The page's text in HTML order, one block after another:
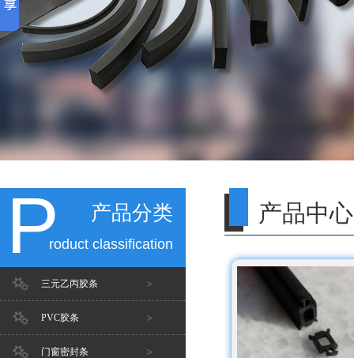
产品分类
Product classification
三元乙丙胶条
PVC胶条
门窗密封条
产品中心